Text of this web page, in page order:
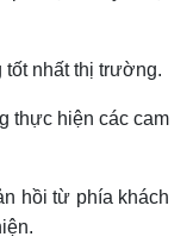
tốt nhất thị trường.
thực hiện các cam
hồi từ phía khách